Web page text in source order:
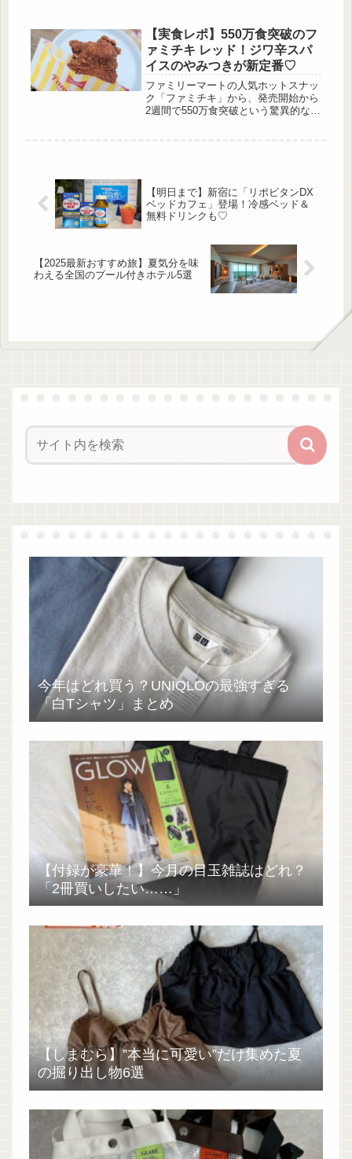
話題になっているのがダークブラウン
カラー。全7色の豊富なカラバリの中
でも、シックな印象でおしゃれ度を高
めてくれると大人気です。今回はそん
な注目のダークブラウンの「リネンブ
レンドイージーパンツ」を使った夏コ
ーディネートもご紹介。気になってい
た方は、ぜひこの機会に参考にしてみ
【実食レポ】550万食突破のフ
ァミチキ レッド！ジワ辛スパ
イスのやみつきが新定番♡
ファミリーマートの人気ホットスナッ
ク「ファミチキ」から、発売開始から
2週間で550万食突破という驚異的なヒ
ミチキ レッド」を実際に食べてみた
リアルな感想をお届けします！「ファ
ミチキ レッド」は見た目からインパ
クト大！ 出典:beautyまとめ 「ファミ
【明日まで】新宿に「リポビタンDX
ベッドカフェ」登場！冷感ベッド＆
無料ドリンクも♡
【2025最新おすすめ旅】夏気分を味
わえる全国のプール付きホテル5選
今年はどれ買う？UNIQLOの最強すぎる
「白Tシャツ」まとめ
【付録が豪華！】今月の目玉雑誌はどれ？
「2冊買いしたい……」
【しまむら】”本当に可愛い”だけ集めた夏
の掘り出し物6選